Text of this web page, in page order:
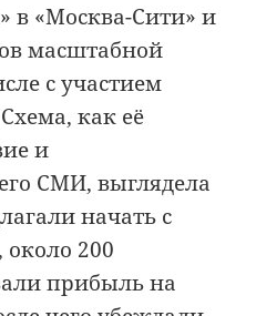
в «Москва-Сити» и
масштабной
с участием
как её
и
СМИ, выглядела
начать с
200
прибыль на